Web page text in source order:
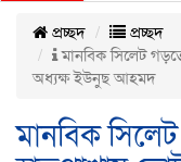
প্রচ্ছদ
প্রচ্ছদ
মানবিক সিলেট
অধ্যক্ষ ইউনুছ আহমদ
মানবিক